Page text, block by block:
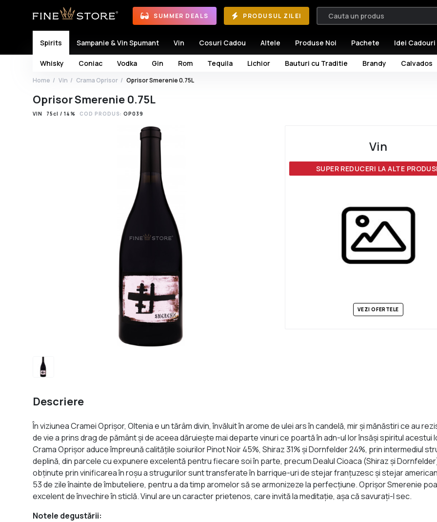
SUMMER DEALS PRODUSUL ZILEI
Spirits
Whisky Coniac Vodka Gin Rom Tequila Lichior Bauturi cu Traditie Brandy Calvados
Sampanie & Vin Spumant Vin Cosuri Cadou Altele Produse Noi Pachete Idei Cadouri
Home Vin Crama Oprisor Oprisor Smerenie 0.75L
Oprisor Smerenie 0.75L
VIN 75cl / 14% COD PRODUS: OP039
Vin
SUPER REDUCERI LA ALTE
VEZI OFERTELE
Descriere
În viziunea Cramei Oprişor, Oltenia e un tărâm divin, învăluit în arome de ulei ars în candelă, mir şi mănăstiri ce au
de vie a prins drag de pământ şi de aceea dăruieşte mai departe vinuri ce poartă în adn-ul lor însăşi spiritul
Crama Oprişor aduce împreună calităţile soiurilor Pinot Noir 45%, Shiraz 31% şi Dornfelder 24%, prin intermediul
deplină, din parcele cu expunere excelentă pentru fiecare soi în parte, precum Dealul Cioaca (Shiraz şi
obţinute prin vinificarea în roşu a strugurilor sunt transferate în barrique-uri de stejar franţuzesc şi stejar
53 de zile înainte de îmbuteliere, pentru a da timp aromelor să se armonizeze la perfecţiune. Oprişor Smerenie
excelent de învechire în sticlă. Vinul are un caracter prietenos, care invită la meditaţie, aşa că savuraţi-l sec.
Notele degustării: